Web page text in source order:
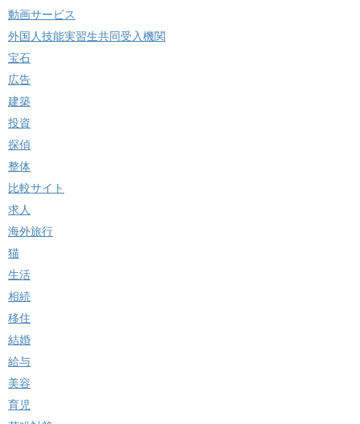
動画サービス
外国人技能実習生共同受入機関
宝石
広告
建築
投資
探偵
整体
比較サイト
求人
海外旅行
猫
生活
相続
移住
結婚
給与
美容
育児